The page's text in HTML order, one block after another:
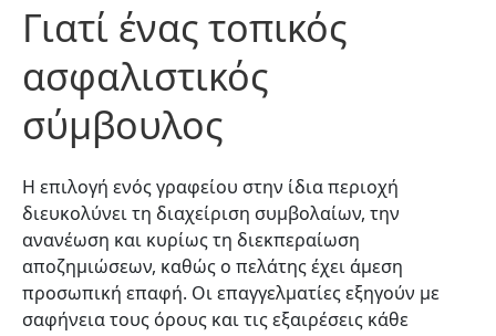
Γιατί ένας τοπικός
ασφαλιστικός
σύμβουλος
Η επιλογή ενός γραφείου στην ίδια περιοχή
διευκολύνει τη διαχείριση συμβολαίων, την
ανανέωση και κυρίως τη διεκπεραίωση
αποζημιώσεων, καθώς ο πελάτης έχει άμεση
προσωπική επαφή. Οι επαγγελματίες εξηγούν με
σαφήνεια τους όρους και τις εξαιρέσεις κάθε